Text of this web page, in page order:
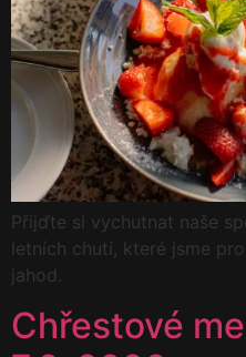
Přijďte si vychutnat naše
letních chutí, které jsme
jahod.
Chřestové